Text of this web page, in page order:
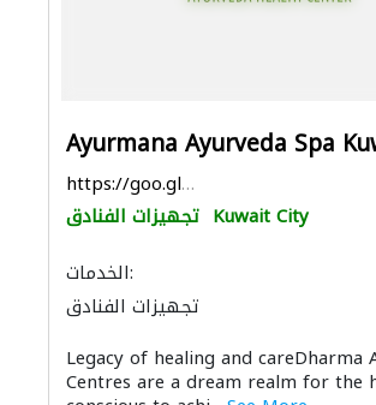
Ayurmana Ayurveda Spa
https://goo.gl/maps/SAFZqgmsNWv1Pu3y6
تجهيزات الفنادق Kuwait City
الخدمات:
تجهيزات الفنادق
Legacy of healing and careDharma
Centres are a dream realm for the